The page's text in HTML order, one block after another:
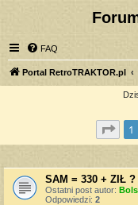
FAQ
Portal RetroTRAKTOR.pl
1
SAM = 330 + ZIŁ ?
Ostatni post autor:
Odpowiedzi: 2